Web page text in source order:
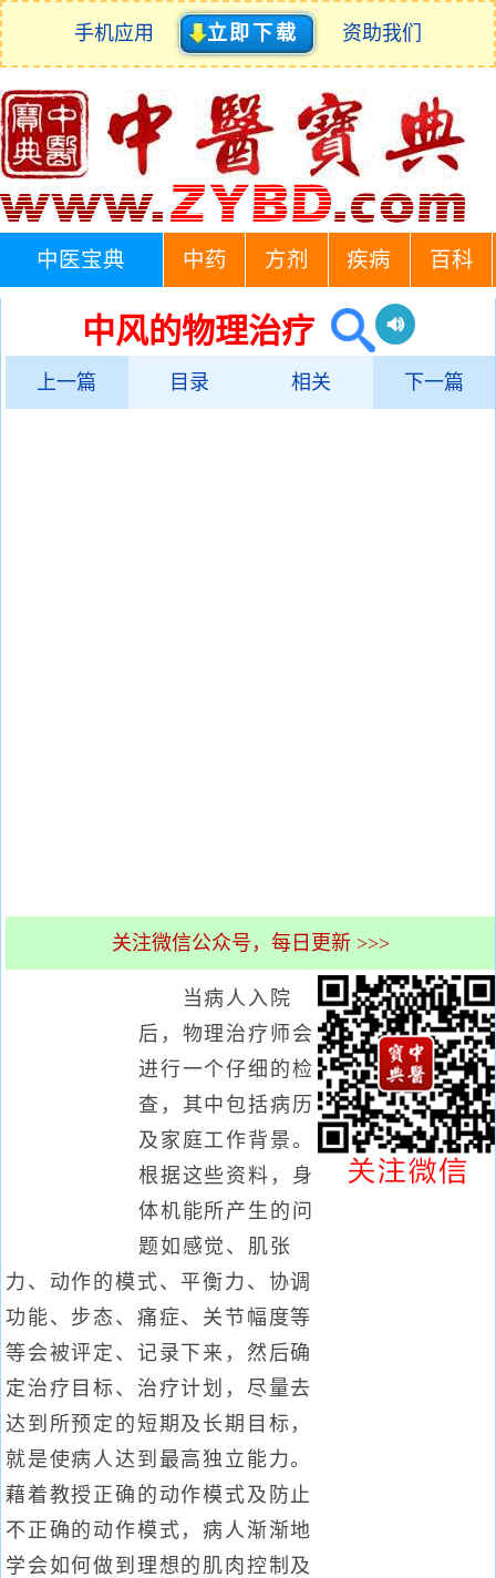
手机应用 立即下载 资助我们
中医宝典 中药 方剂 疾病 百科
中风的物理治疗
上一篇 目录 相关 下一篇
关注微信公众号，每日更新 >>>
当病人入院
后，物理治疗师会
进行一个仔细的检
查，其中包括病历
及家庭工作背景。
根据这些资料，身
体机能所产生的问
题如感觉、肌张
力、动作的模式、平衡力、协调
功能、步态、痛症、关节幅度等
等会被评定、记录下来，然后确
定治疗目标、治疗计划，尽量去
达到所预定的短期及长期目标，
就是使病人达到最高独立能力。
藉着教授正确的动作模式及防止
不正确的动作模式，病人渐渐地
学会如何做到理想的肌肉控制及